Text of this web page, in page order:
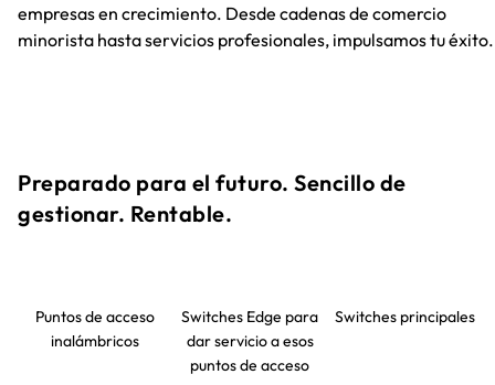
empresas en crecimiento. Desde cadenas de comercio
minorista hasta servicios profesionales, impulsamos tu éxito.​
Preparado para el futuro. Sencillo de
gestionar. Rentable.​
Puntos de acceso
inalámbricos
Switches Edge para
dar servicio a esos
puntos de acceso
Switches principales